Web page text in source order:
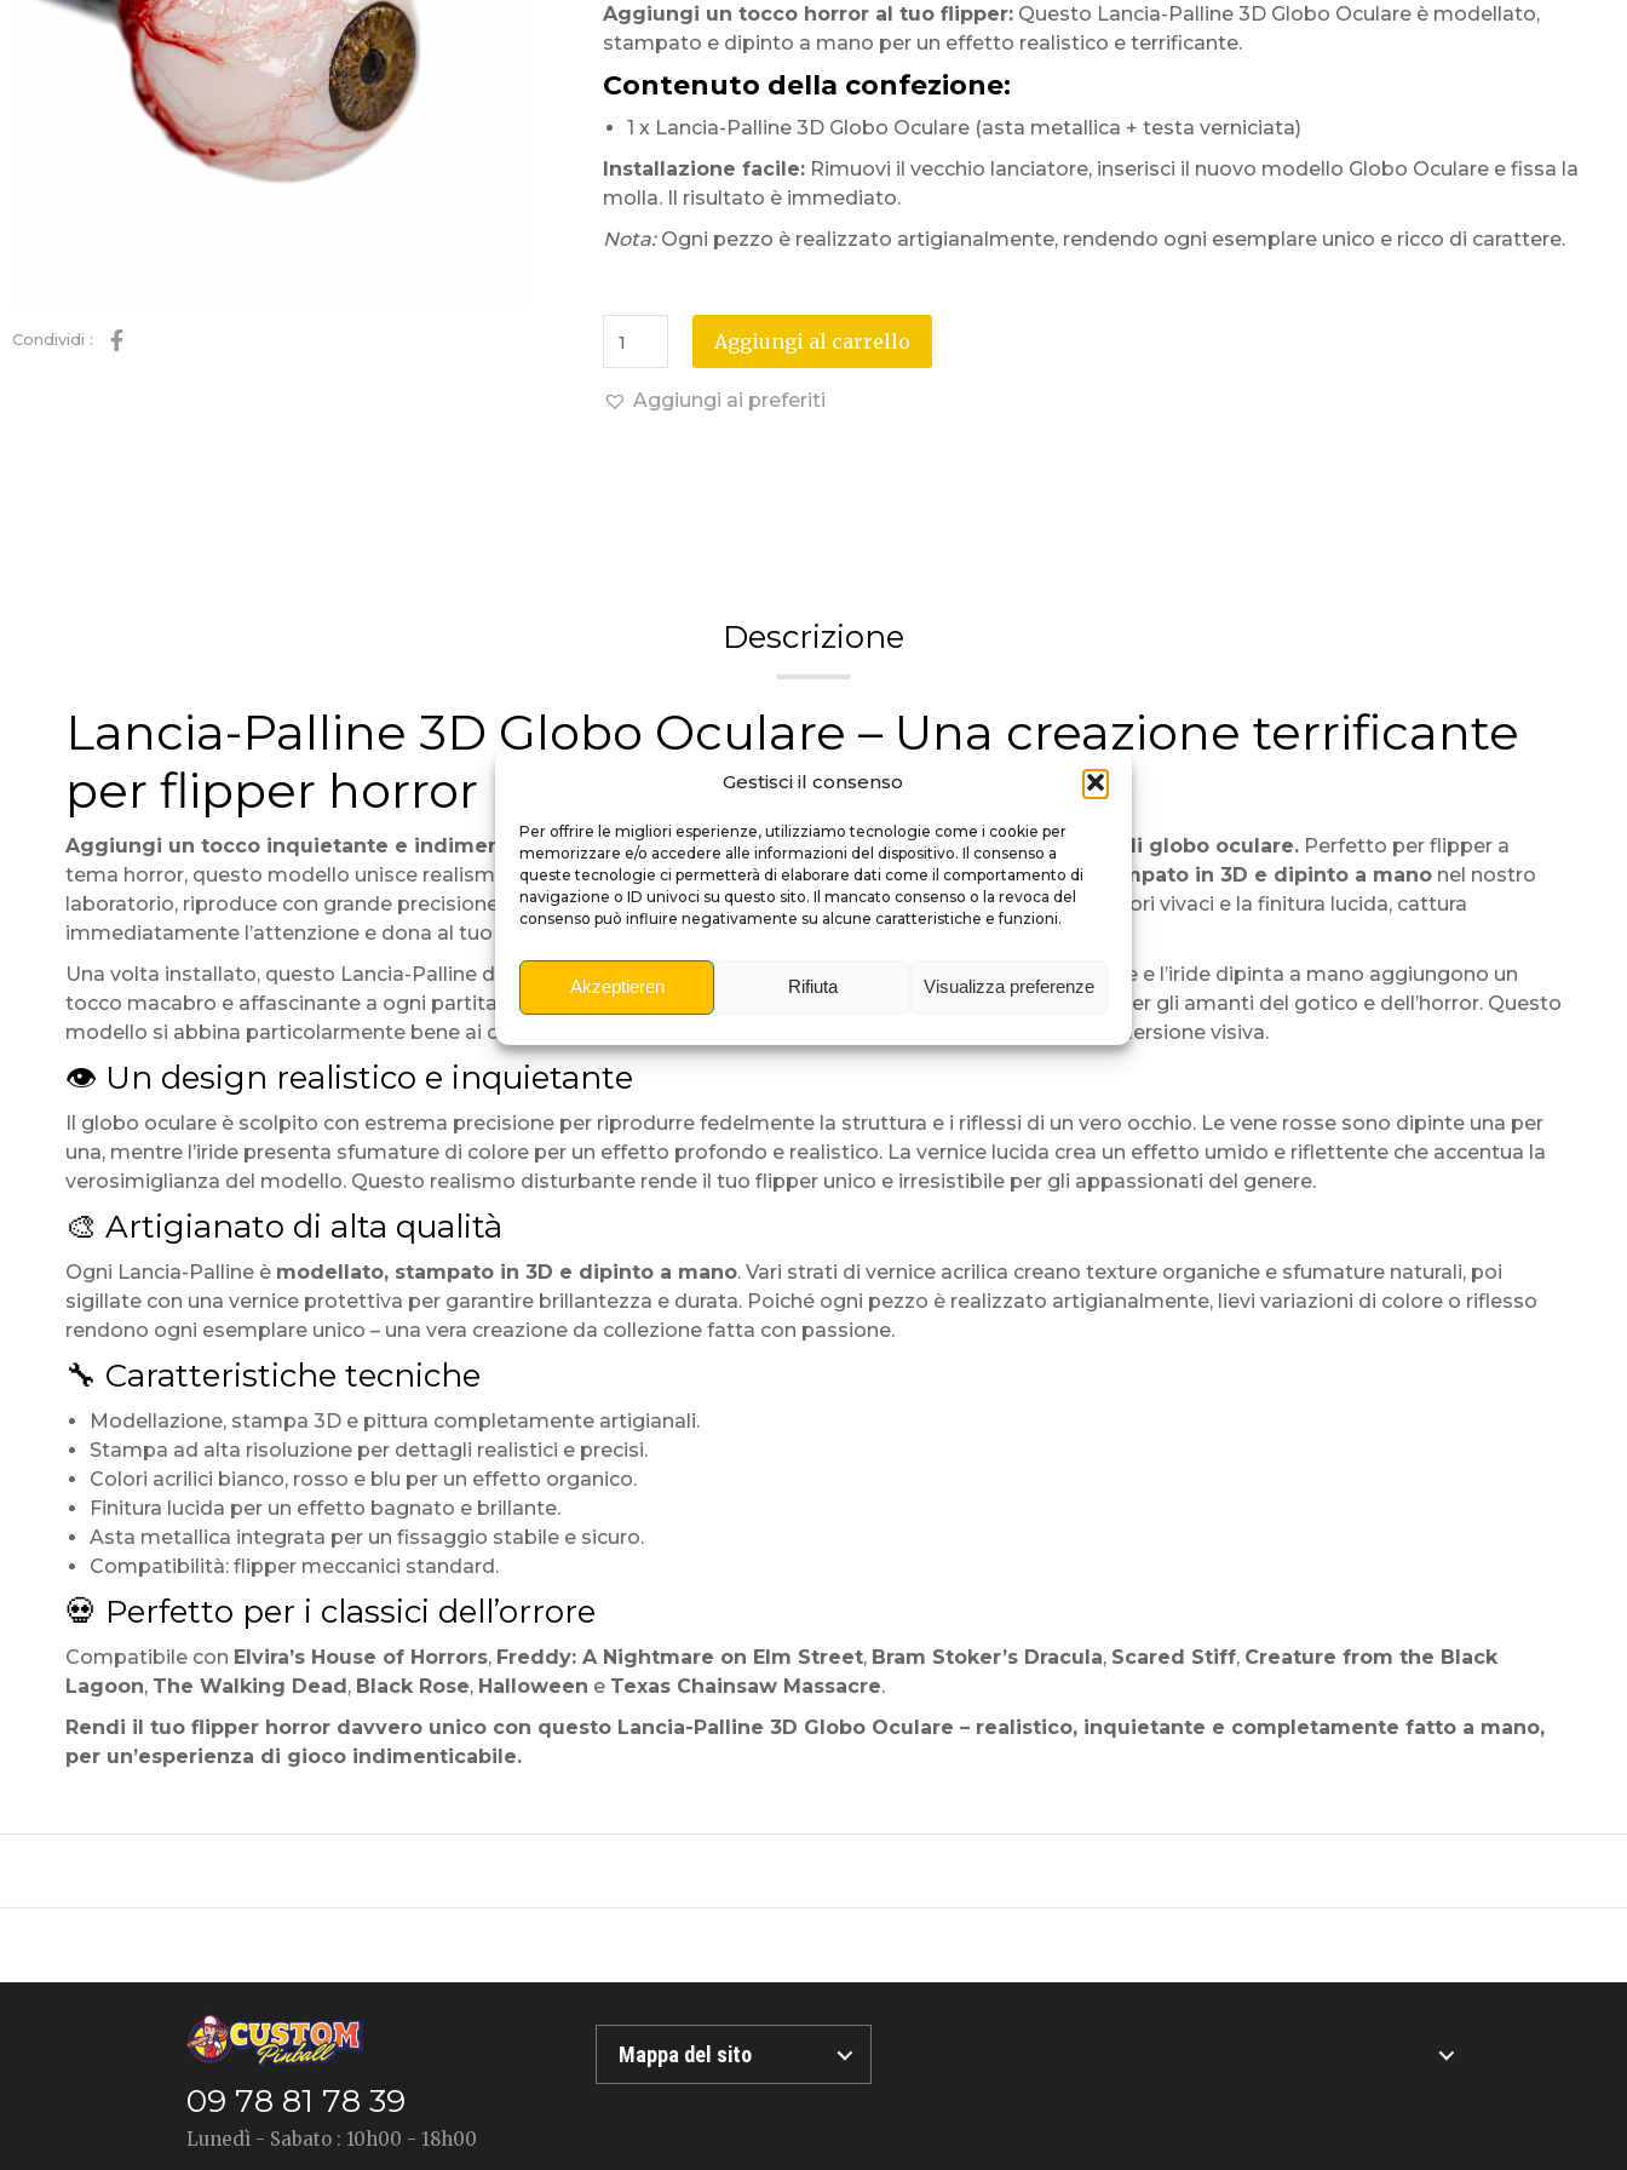
Gestisci il consenso
Per offrire le migliori esperienze, utilizziamo tecnologie come i cookie per
memorizzare e/o accedere alle informazioni del dispositivo. Il consenso a
queste tecnologie ci permetterà di elaborare dati come il comportamento di
navigazione o ID univoci su questo sito. Il mancato consenso o la revoca del
consenso può influire negativamente su alcune caratteristiche e funzioni.
Akzeptieren Rifiuta Visualizza preferenze
Condividi :
Aggiungi un tocco horror al tuo flipper:Questo Lancia-Palline 3D Globo Oculare è modellato,
stampato e dipinto a mano per un effetto realistico e terrificante.
Contenuto della confezione:
1 x Lancia-Palline 3D Globo Oculare (asta metallica + testa verniciata)
Installazione facile:Rimuovi il vecchio lanciatore, inserisci il nuovo modello Globo Oculare e fissa la
molla. Il risultato è immediato.
Nota:Ogni pezzo è realizzato artigianalmente, rendendo ogni esemplare unico e ricco di carattere.
Aggiungi al carrello
Aggiungi ai preferiti
Descrizione
Lancia-Palline 3D Globo Oculare – Una creazione terrificante
per flipper horror
Aggiungi un tocco inquietante e indimenticabile al tuo flipper con questo Lancia-Palline 3D a forma di globo oculare.Perfetto per flipper a
tema horror, questo modello unisce realismo, artigianato e intensità visiva. Completamentemodellato, stampato in 3D e dipinto a manonel nostro
laboratorio, riproduce con grande precisione la texture e la profondità di un vero occhio umano. Con i suoi colori vivaci e la finitura lucida, cattura
immediatamente l’attenzione e dona al tuo flipper un carattere unico.
Una volta installato, questo Lancia-Palline diventa il punto focale del flipper. Lo sguardo lucente, le vene rosse e l’iride dipinta a mano aggiungono un
tocco macabro e affascinante a ogni partita. Il flipper assume un’atmosfera oscura e coinvolgente, perfetta per gli amanti del gotico e dell’horror. Questo
modello si abbina particolarmente bene ai classici flipper dell’orrore, dove ogni dettaglio contribuisce all’immersione visiva.
👁️ Un design realistico e inquietante
Il globo oculare è scolpito con estrema precisione per riprodurre fedelmente la struttura e i riflessi di un vero occhio. Le vene rosse sono dipinte una per
una, mentre l’iride presenta sfumature di colore per un effetto profondo e realistico. La vernice lucida crea un effetto umido e riflettente che accentua la
verosimiglianza del modello. Questo realismo disturbante rende il tuo flipper unico e irresistibile per gli appassionati del genere.
🎨 Artigianato di alta qualità
Ogni Lancia-Palline è modellato, stampato in 3D e dipinto a mano. Vari strati di vernice acrilica creano texture organiche e sfumature naturali, poi
sigillate con una vernice protettiva per garantire brillantezza e durata. Poiché ogni pezzo è realizzato artigianalmente, lievi variazioni di colore o riflesso
rendono ogni esemplare unico – una vera creazione da collezione fatta con passione.
🔧 Caratteristiche tecniche
Modellazione, stampa 3D e pittura completamente artigianali.
Stampa ad alta risoluzione per dettagli realistici e precisi.
Colori acrilici bianco, rosso e blu per un effetto organico.
Finitura lucida per un effetto bagnato e brillante.
Asta metallica integrata per un fissaggio stabile e sicuro.
Compatibilità: flipper meccanici standard.
💀 Perfetto per i classici dell’orrore
Compatibile con Elvira’s House of Horrors, Freddy: A Nightmare on Elm Street, Bram Stoker’s Dracula, Scared Stiff, Creature from the Black
Lagoon, The Walking Dead, Black Rose, Halloween e Texas Chainsaw Massacre.
Rendi il tuo flipper horror davvero unico con questo Lancia-Palline 3D Globo Oculare – realistico, inquietante e completamente fatto a mano,
per un’esperienza di gioco indimenticabile.
09 78 81 78 39
Lunedì - Sabato : 10h00 - 18h00
Mappa del sito